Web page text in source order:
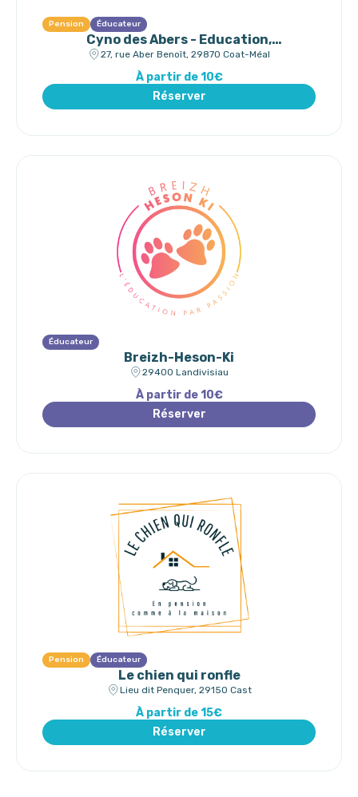
Pension Éducateur
Cyno des Abers - Education,
Comportement, Pension, Coach
Mantrailing
27, rue Aber Benoît, 29870 Coat-Méal
À partir de 10€
Réserver
Éducateur
Breizh-Heson-Ki
29400 Landivisiau
À partir de 10€
Réserver
Pension Éducateur
Le chien qui ronfle
Lieu dit Penquer, 29150 Cast
À partir de 15€
Réserver